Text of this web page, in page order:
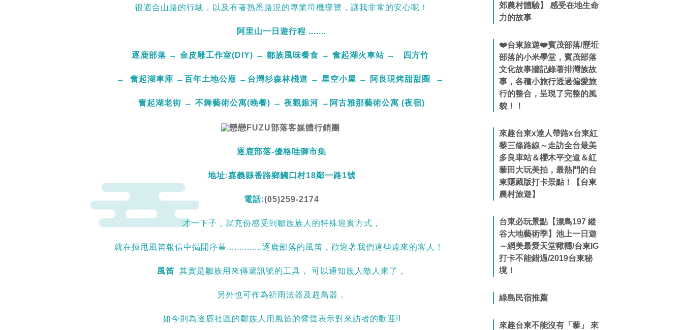
很適合山路的行駛，以及有著熟悉路況的專業司機導覽，讓我非常的安心呢！
阿里山一日遊行程 .......
逐鹿部落 → 金皮雕工作室(DIY) → 鄒族風味餐食 → 奮起湖火車站 → 四方竹
→ 奮起湖車庫 →百年土地公廟 →台灣杉森林棧道 → 星空小屋 → 阿良現烤甜甜圈 →
奮起湖老街 → 不舞藝術公寓(晚餐) → 夜觀銀河 →阿古雅那藝術公寓​ (夜宿)
逐鹿部落-優格哇獅市集
地址:嘉義縣番路鄉觸口村18鄰一路1號
電話:(05)259-2174
才一下子，就充份感受到鄒族族人的特殊迎賓方式，
就在揮甩風笛報信中揭開序幕..............逐鹿部落的風笛，歡迎著我們這些遠來的客人！
風笛 其實是鄒族用來傳遞訊號的工具， 可以通知族人敵人來了，
另外也可作為祈雨法器及趕鳥器，
如今則為逐鹿社區的鄒族人用風笛的響聲表示對來訪者的歡迎!!
郊農村體驗】 感受在地生命
力的故事
❤️台東旅遊❤️賓茂部落/歷坵
部落的小米學堂，賓茂部落
文化故事牆記錄著排灣族故
事，各種小旅行透過偏愛旅
行的整合，呈現了完整的風
貌！！
來趣台東x達人帶路x台東紅
藜三條路線～走訪全台最美
多良車站＆櫻木平交道＆紅
藜田大玩美拍，最熱門的台
東隱藏版打卡景點！【台東
農村旅遊】
台東必玩景點【漂鳥197 縱
谷大地藝術季】池上一日遊
～網美最愛天堂鞦韆/台東IG
打卡不能錯過/2019台東秘
境！
綠島民宿推薦
來趣台東不能沒有「藜」 來